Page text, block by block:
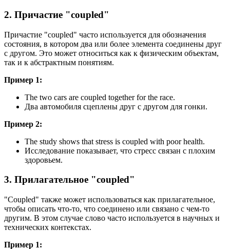
2. Причастие "coupled"
Причастие "coupled" часто используется для обозначения
состояния, в котором два или более элемента соединены друг
с другом. Это может относиться как к физическим объектам,
так и к абстрактным понятиям.
Пример 1:
The two cars are coupled together for the race.
Два автомобиля сцеплены друг с другом для гонки.
Пример 2:
The study shows that stress is coupled with poor health.
Исследование показывает, что стресс связан с плохим
здоровьем.
3. Прилагательное "coupled"
"Coupled" также может использоваться как прилагательное,
чтобы описать что-то, что соединено или связано с чем-то
другим. В этом случае слово часто используется в научных и
технических контекстах.
Пример 1: